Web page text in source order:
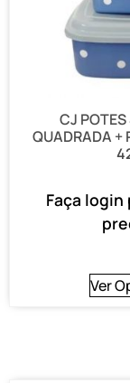
CJ
QUADRADA +
Faça login
Ver